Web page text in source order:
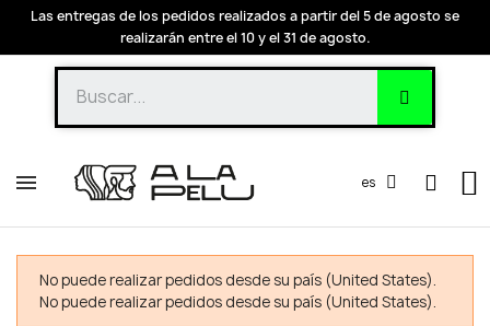
Las entregas de los pedidos realizados a partir del 5 de agosto se
realizarán entre el 10 y el 31 de agosto.
es
No puede realizar pedidos desde su país (United States).
No puede realizar pedidos desde su país (United States).